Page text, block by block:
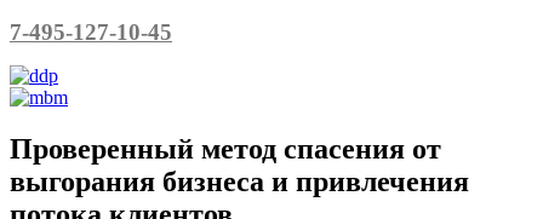
7-495-127-10-45
Проверенный метод спасения от
выгорания бизнеса и привлечения